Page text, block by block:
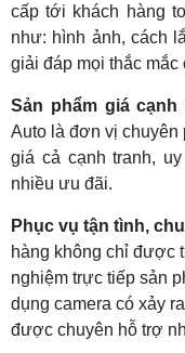
cấp tới khách hàng
như: hình ảnh, cách
giải đáp mọi thắc mắc
Sản phẩm giá
Auto là đơn vị chuyên
giá cả cạnh tranh,
nhiều ưu đãi.
Phục vụ tận tình,
hàng không chỉ được
nghiệm trực tiếp sản
dụng camera có xảy
được chuyên hỗ trợ